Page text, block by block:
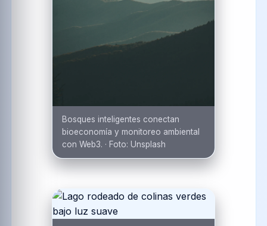
Bosques inteligentes conectan
bioeconomía y monitoreo ambiental
con Web3. · Foto: Unsplash